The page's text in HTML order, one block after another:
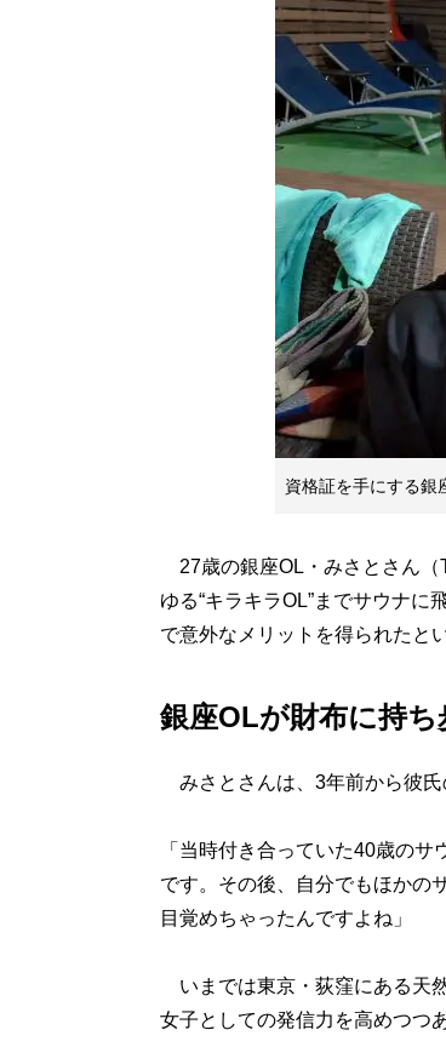
資格証を手にする銀
27歳の銀座OL・みさとさん（
ゆる“キラキラOL”までサウナ
で意外なメリットを得られたと
銀座OLが財布に持ち
みさとさんは、3年前から彼氏
「当時付き合っていた40歳の
です。その後、自分でもほかの
目覚めちゃったんですよね」
いまでは東京・荻窪にある天
女子としての発信力を高めつつあ